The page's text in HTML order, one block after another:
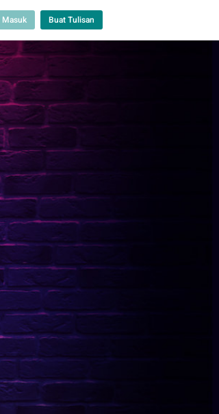
Masuk Buat Tulisan